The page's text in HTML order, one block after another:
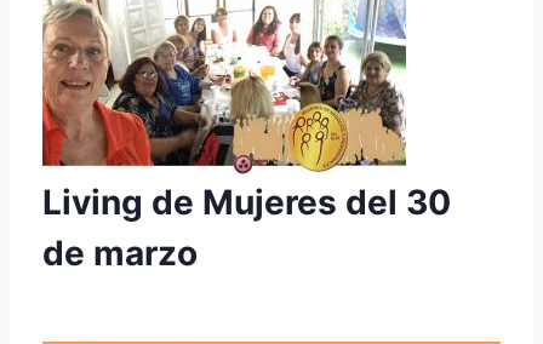
Living de Mujeres del 30
de marzo